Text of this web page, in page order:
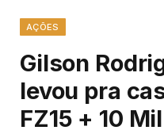
AÇÕES
Gilson
levou pra
FZ15 + 10